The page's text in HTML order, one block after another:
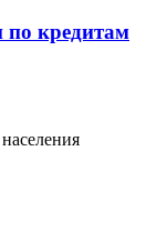
по кредитам